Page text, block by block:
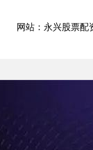
网站：永兴股票配